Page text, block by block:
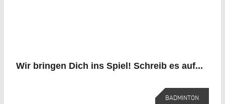
Wir bringen Dich ins Spiel! Schreib es auf...
BADMINTON